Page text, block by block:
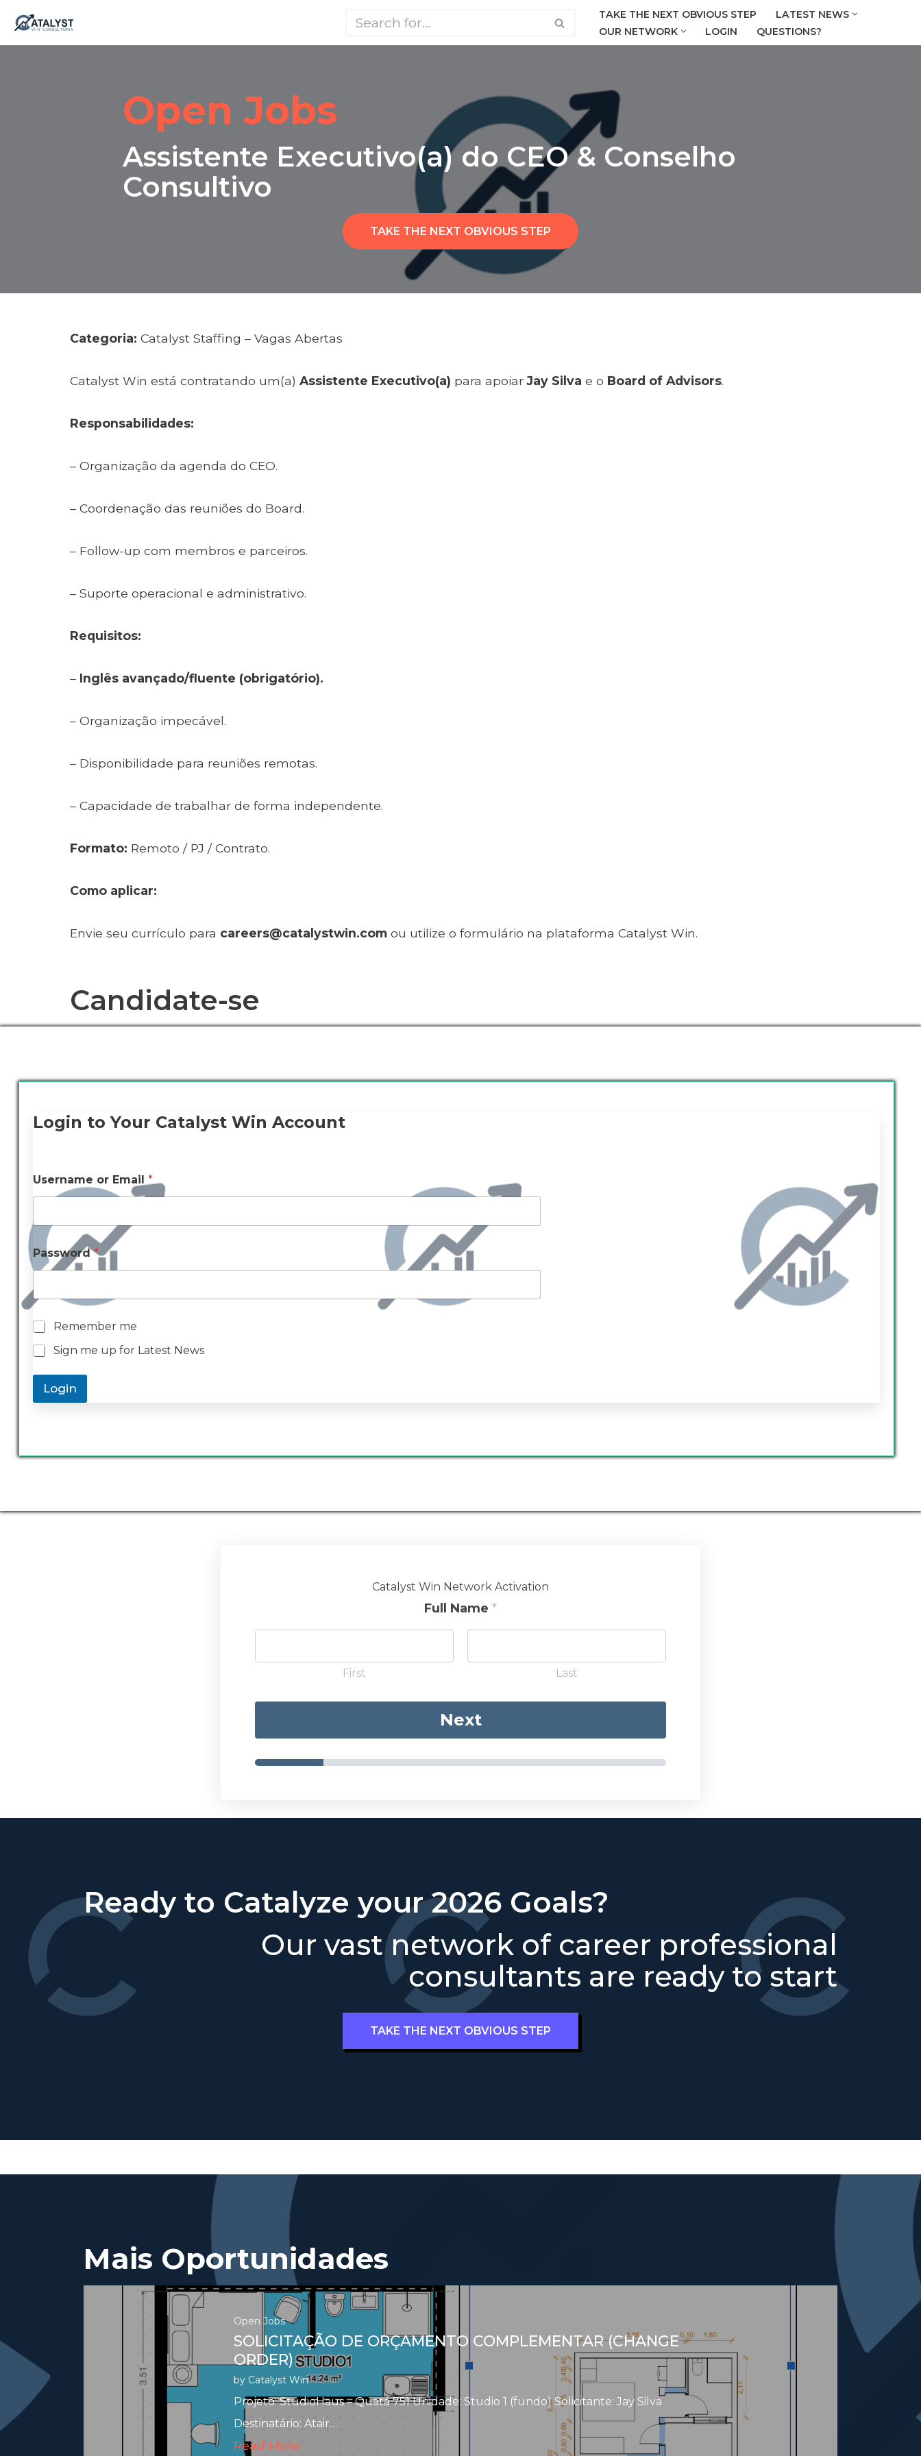
TAKE THE NEXT OBVIOUS STEP
LATEST NEWS
OUR NETWORK
LOGIN QUESTIONS?
Open Jobs
Assistente Executivo(a) do CEO & Conselho
Consultivo
TAKE THE NEXT OBVIOUS STEP
Categoria: Catalyst Staffing – Vagas Abertas
Catalyst Win está contratando um(a) Assistente Executivo(a) para apoiarJay Silva e o Board of Advisors.
Responsabilidades:
– Organização da agenda do CEO.
– Coordenação das reuniões do Board.
– Follow-up com membros e parceiros.
– Suporte operacional e administrativo.
Requisitos:
– Inglês avançado/fluente (obrigatório).
– Organização impecável.
– Disponibilidade para reuniões remotas.
– Capacidade de trabalhar de forma independente.
Formato: Remoto / PJ / Contrato.
Como aplicar:
Envie seu currículo para careers@catalystwin.com ou utilize o formulário na plataforma Catalyst Win.
Candidate-se
Login to Your Catalyst Win Account
Username or Email *
Password*
R
m
e
Remember me
Sign me up for Latest News
Login
Catalyst Win Network Activation
Full Name *
First Last
Next
Ready to Catalyze your 2026 Goals?
Our vast network of career professional
consultants are ready to start
TAKE THE NEXT OBVIOUS STEP
Mais Oportunidades
Open Jobs
SOLICITAÇÃO DE ORÇAMENTO COMPLEMENTAR (CHANGE
ORDER)
by Catalyst Win
Projeto: StudioHaus – Quatá 751 Unidade: Studio 1 (fundo) Solicitante: Jay Silva
Destinatário: Atair…
Read More